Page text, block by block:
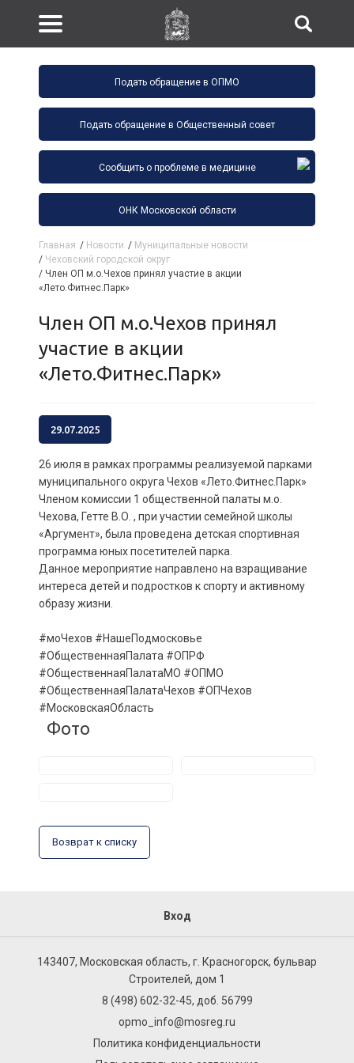
Подать обращение в ОПМО
Подать обращение в Общественный совет
Сообщить о проблеме в медицине
ОНК Московской области
Главная / Новости / Муниципальные новости
/ Чеховский городской округ
/ Член ОП м.о.Чехов принял участие в акции
«Лето.Фитнес.Парк»
Член ОП м.о.Чехов принял
участие в акции
«Лето.Фитнес.Парк»
29.07.2025
26 июля в рамках программы реализуемой парками
муниципального округа Чехов «Лето.Фитнес.Парк»
Членом комиссии 1 общественной палаты м.о.
Чехова, Гетте В.О. , при участии семейной школы
«Аргумент», была проведена детская спортивная
программа юных посетителей парка.
Данное мероприятие направлено на взращивание
интереса детей и подростков к спорту и активному
образу жизни.
#моЧехов #НашеПодмосковье
#ОбщественнаяПалата #ОПРФ
#ОбщественнаяПалатаМО #ОПМО
#ОбщественнаяПалатаЧехов #ОПЧехов
#МосковскаяОбласть
Фото
Возврат к списку
Вход
143407, Московская область, г. Красногорск, бульвар
Строителей, дом 1
8 (498) 602-32-45, доб. 56799
opmo_info@mosreg.ru
Политика конфиденциальности